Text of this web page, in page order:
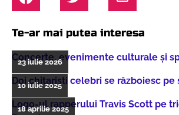
Te-ar mai putea interesa
Concerte, evenimente culturale şi
23 iulie 2026
Doi chitarişti celebri se războiesc pe
10 iulie 2025
Logo-ul rapperului Travis Scott pe
18 aprilie 2025